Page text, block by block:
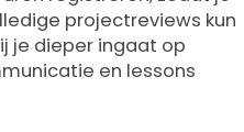
projectreviews kun
je dieper ingaat op
en lessons